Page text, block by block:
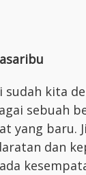
sudah kita
sebuah
yang baru.
dan